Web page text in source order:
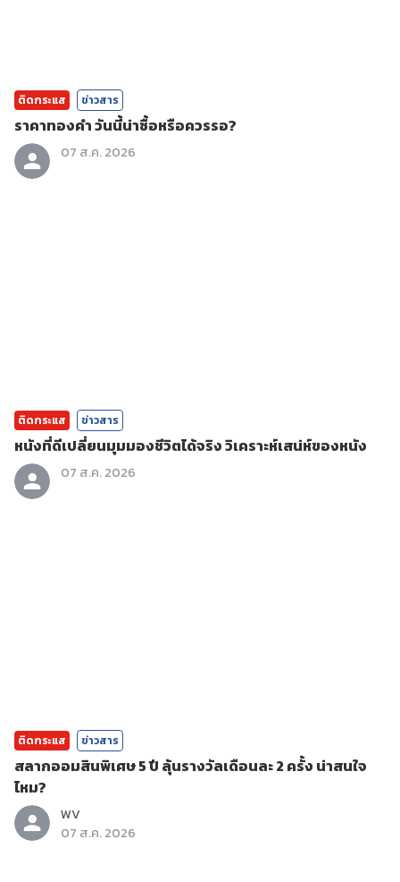
ติดกระแส ข่าวสาร
ราคาทองคํา วันนี้น่าซื้อหรือควรรอ?
07 ส.ค. 2026
ติดกระแส ข่าวสาร
หนังที่ดีเปลี่ยนมุมมองชีวิตได้จริง วิเคราะห์เสน่ห์ของหนัง
07 ส.ค. 2026
ติดกระแส ข่าวสาร
สลากออมสินพิเศษ 5 ปี ลุ้นรางวัลเดือนละ 2 ครั้ง น่าสนใจ
ไหม?
WV
07 ส.ค. 2026